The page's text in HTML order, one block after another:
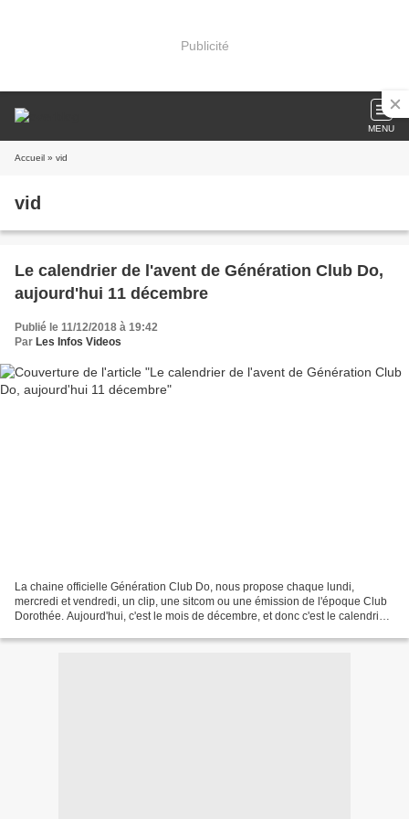
Publicité
MENU
Accueil » vid
vid
Le calendrier de l'avent de Génération Club Do,
aujourd'hui 11 décembre
Publié le 11/12/2018 à 19:42
Par Les Infos Videos
La chaine officielle Génération Club Do, nous propose chaque lundi,
mercredi et vendredi, un clip, une sitcom ou une émission de l'époque Club
Dorothée. Aujourd'hui, c'est le mois de décembre, et donc c'est le calendrier